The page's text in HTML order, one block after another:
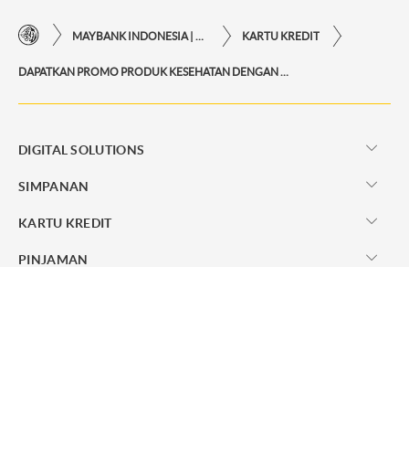
KARTU KREDIT
DIGITAL SOLUTIONS
SIMPANAN
KARTU KREDIT
PINJAMAN